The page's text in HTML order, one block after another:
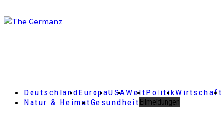
DeutschlandEuropaUSAWeltPolitikWirtschaft
Natur & HeimatGesundheit Eilmeldungen